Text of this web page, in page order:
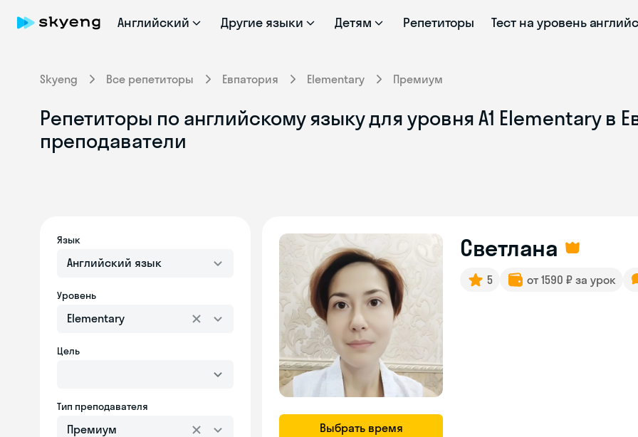
Английский Другие языки Детям Репетиторы Тест на уровень
Skyeng Все репетиторы Евпатория Elementary Премиум
Репетиторы по английскому языку для уровня A1 Elementary в
преподаватели
Язык
Английский язык
Уровень
Elementary
Цель
Тип преподавателя
Премиум Выбрать время
Светлана
5 от 1590 ₽ за урок